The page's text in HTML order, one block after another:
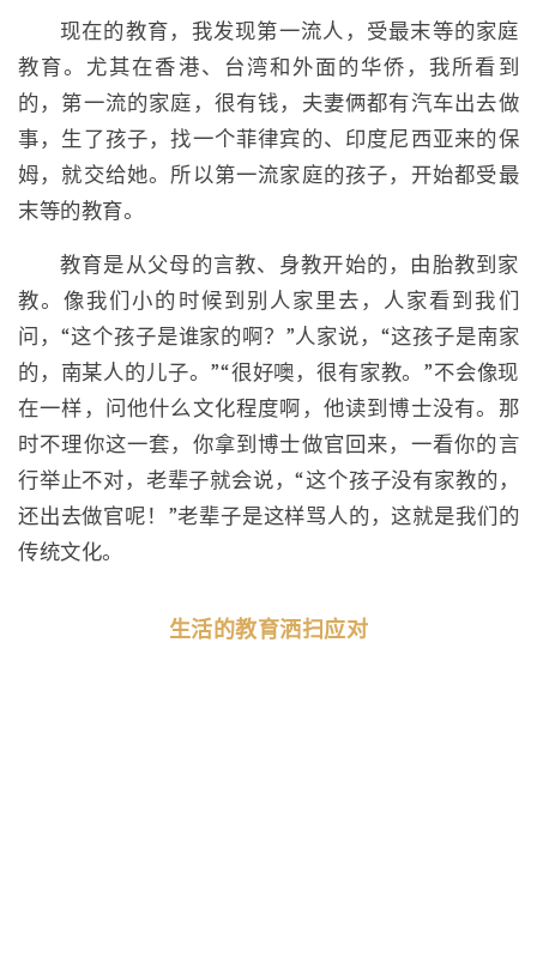
现在的教育，我发现第一流人，受最末等的家庭
教育。尤其在香港、台湾和外面的华侨，我所看到
的，第一流的家庭，很有钱，夫妻俩都有汽车出去做
事，生了孩子，找一个菲律宾的、印度尼西亚来的保
姆，就交给她。所以第一流家庭的孩子，开始都受最
末等的教育。
教育是从父母的言教、身教开始的，由胎教到家
教。像我们小的时候到别人家里去，人家看到我们
问，“这个孩子是谁家的啊？”人家说，“这孩子是南家
的，南某人的儿子。”“很好噢，很有家教。”不会像现
在一样，问他什么文化程度啊，他读到博士没有。那
时不理你这一套，你拿到博士做官回来，一看你的言
行举止不对，老辈子就会说，“这个孩子没有家教的，
还出去做官呢！”老辈子是这样骂人的，这就是我们的
传统文化。
生活的教育洒扫应对